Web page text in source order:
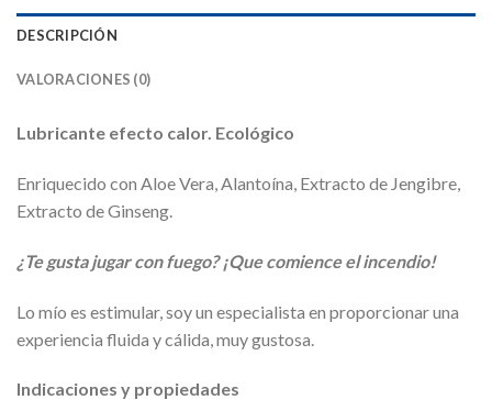
DESCRIPCIÓN
VALORACIONES (0)
Lubricante efecto calor. Ecológico
Enriquecido con Aloe Vera, Alantoína, Extracto de Jengibre,
Extracto de Ginseng.
¿Te gusta jugar con fuego? ¡Que comience el incendio!
Lo mío es estimular, soy un especialista en proporcionar una
experiencia fluida y cálida, muy gustosa.
Indicaciones y propiedades